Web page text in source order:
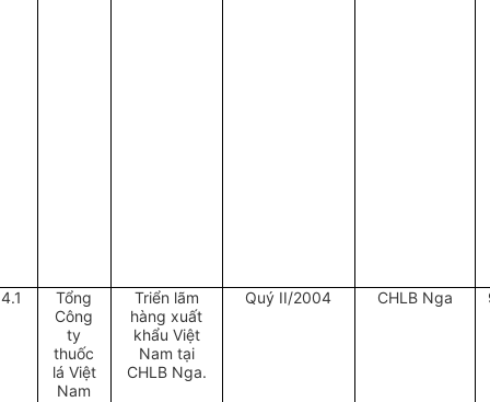
Tổng
Công
ty
thuốc
lá Việt
Nam
Triển lãm
hàng xuất
khẩu Việt
Nam tại
CHLB Nga.
Quý II/2004 CHLB Nga